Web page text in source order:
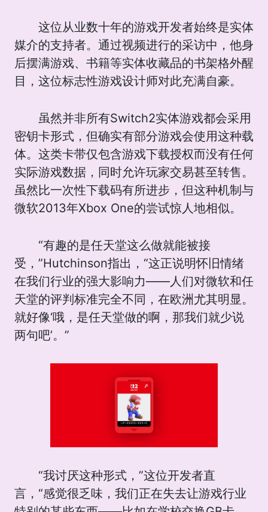
这位从业数十年的游戏开发者始终是实体
媒介的支持者。通过视频进行的采访中，他身
后摆满游戏、书籍等实体收藏品的书架格外醒
目，这位标志性游戏设计师对此充满自豪。
虽然并非所有Switch2实体游戏都会采用
密钥卡形式，但确实有部分游戏会使用这种载
体。这类卡带仅包含游戏下载授权而没有任何
实际游戏数据，同时允许玩家交易甚至转售。
虽然比一次性下载码有所进步，但这种机制与
微软2013年Xbox One的尝试惊人地相似。
“有趣的是任天堂这么做就能被接
受，”Hutchinson指出，“这正说明怀旧情绪
在我们行业的强大影响力——人们对微软和任
天堂的评判标准完全不同，在欧洲尤其明显。
就好像‘哦，是任天堂做的啊，那我们就少说
两句吧’。”
“我讨厌这种形式，”这位开发者直
言，“感觉很乏味，我们正在失去让游戏行业